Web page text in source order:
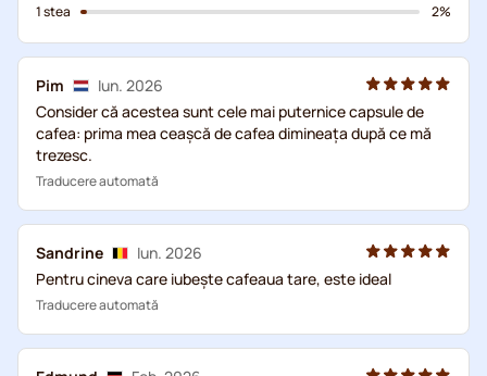
1 stea
2%
Pim
Iun. 2026
Consider că acestea sunt cele mai puternice capsule de
cafea: prima mea ceașcă de cafea dimineața după ce mă
trezesc.
Traducere automată
Sandrine
Iun. 2026
Pentru cineva care iubește cafeaua tare, este ideal
Traducere automată